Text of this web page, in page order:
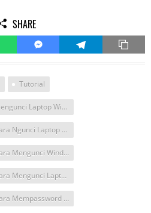
SHARE
Tutorial
Mengunci Laptop Windows 10
Cara Ngunci Laptop Windows 10
Cara Mengunci Windows 10
Cara Mengunci Laptop Windows 10
Cara Mempassword Laptop Windows 10